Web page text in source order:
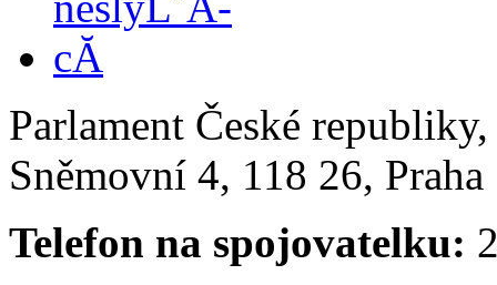
Parlament České
Sněmovní 4, 118 26,
Telefon na spojovatelku: